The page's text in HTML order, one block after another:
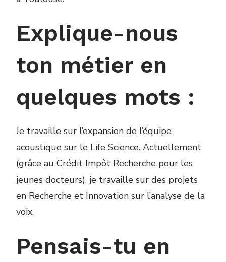
Explique-nous
ton métier en
quelques mots :
Je travaille sur l’expansion de l’équipe
acoustique sur le Life Science. Actuellement
(grâce au Crédit Impôt Recherche pour les
jeunes docteurs), je travaille sur des projets
en Recherche et Innovation sur l’analyse de la
voix.
Pensais-tu en